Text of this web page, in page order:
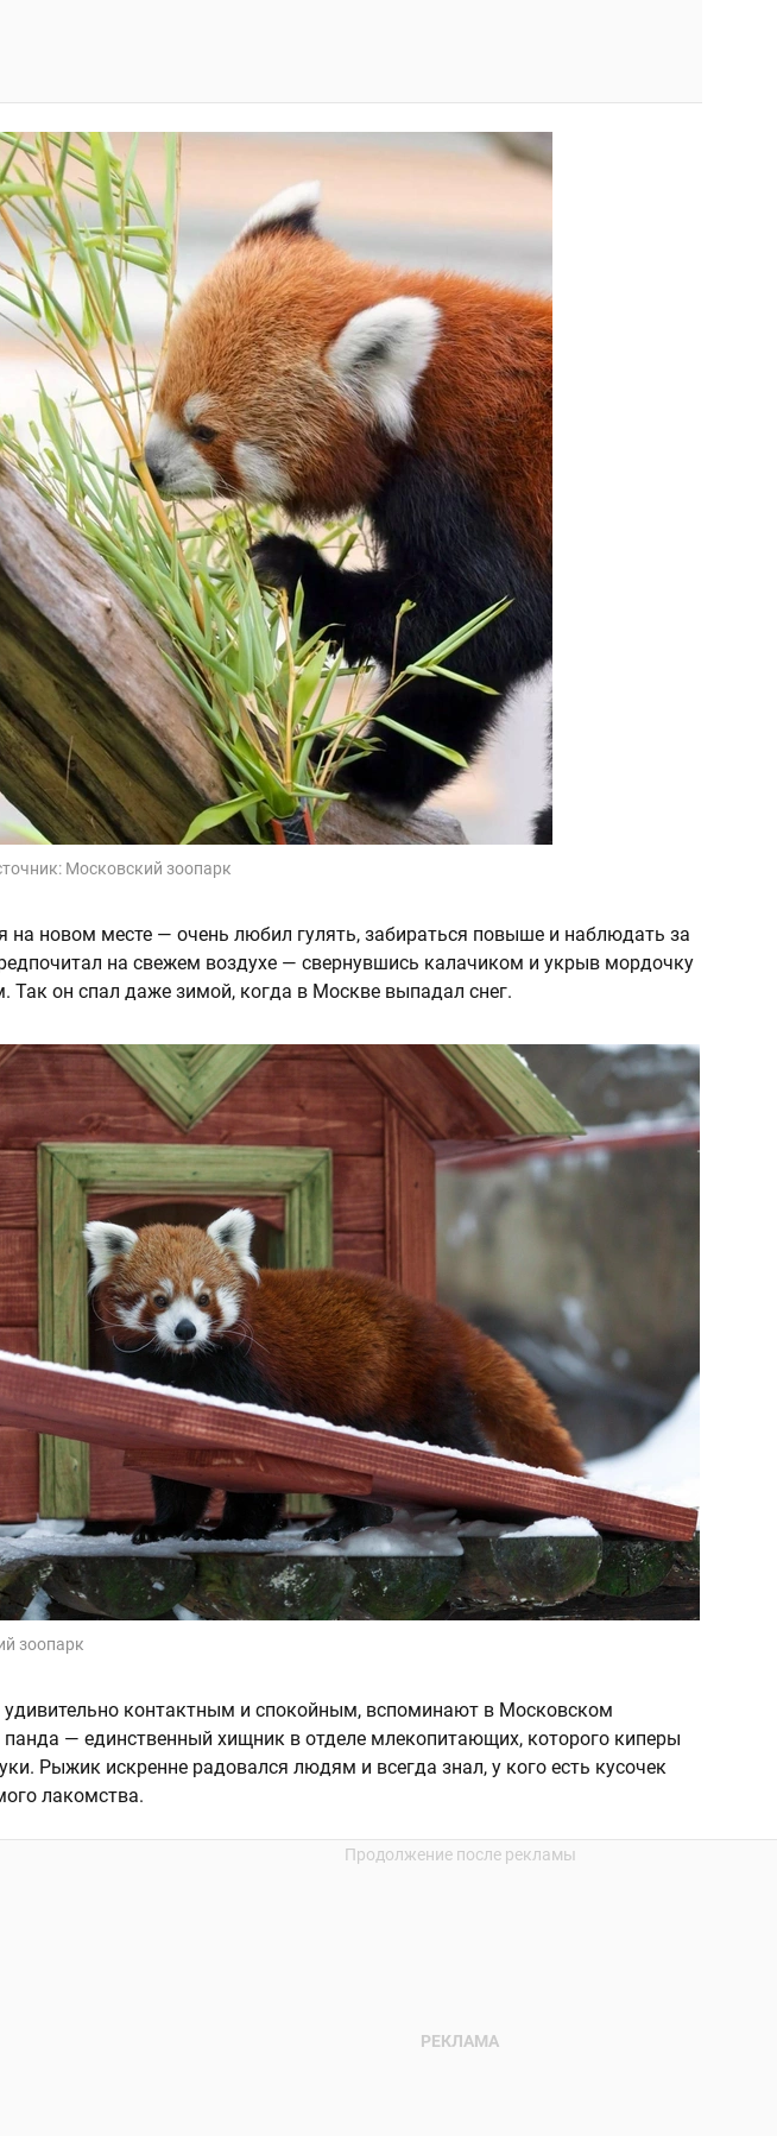
Московский зоопарк
на новом месте — очень любил гулять, забираться повыше и наблюдать за
на свежем воздухе — свернувшись калачиком и укрыв мордочку
Так он спал даже зимой, когда в Москве выпадал снег.
зоопарк
контактным и спокойным, вспоминают в Московском
панда — единственный хищник в отделе млекопитающих, которого киперы
Рыжик искренне радовался людям и всегда знал, у кого есть кусочек
лакомства.